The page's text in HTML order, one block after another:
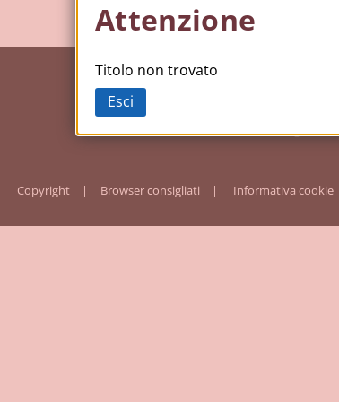
Copyright Browser consigliati Informativa cookie
Attenzione
Titolo non trovato
Esci